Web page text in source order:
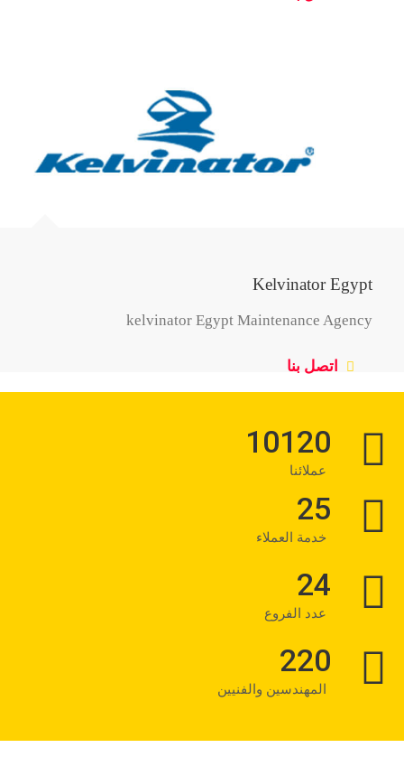
Kelvinator Egypt
kelvinator Egypt Maintenance Agency
10120
عملائنا
25
خدمة العملاء
24
عدد الفروع
220
المهندسين والفنيين